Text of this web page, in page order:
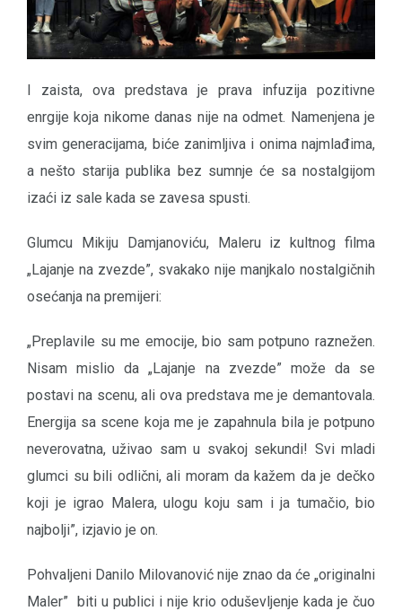
I zaista, ova predstava je prava infuzija pozitivne
enrgije koja nikome danas nije na odmet. Namenjena je
svim generacijama, biće zanimljiva i onima najmlađima,
a nešto starija publika bez sumnje će sa nostalgijom
izaći iz sale kada se zavesa spusti.
Glumcu Mikiju Damjanoviću, Maleru iz kultnog filma
„Lajanje na zvezde”, svakako nije manjkalo nostalgičnih
osećanja na premijeri:
„Preplavile su me emocije, bio sam potpuno raznežen.
Nisam mislio da „Lajanje na zvezde” može da se
postavi na scenu, ali ova predstava me je demantovala.
Energija sa scene koja me je zapahnula bila je potpuno
neverovatna, uživao sam u svakoj sekundi! Svi mladi
glumci su bili odlični, ali moram da kažem da je dečko
koji je igrao Malera, ulogu koju sam i ja tumačio, bio
najbolji”, izjavio je on.
Pohvaljeni Danilo Milovanović nije znao da će „originalni
Maler” biti u publici i nije krio oduševljenje kada je čuo